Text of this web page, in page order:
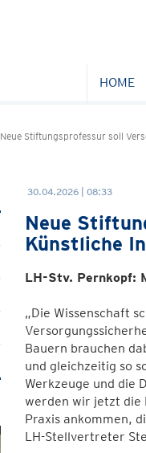
HOME
Neue Stiftungsprofessur soll
30.04.2026 | 08:33
Neue
Künstliche
LH-Stv. Pernkopf:
„Die Wissenschaft
Bauern brauchen
und gleichzeitig so
Werkzeuge und die
werden wir jetzt die
Praxis ankommen,
LH-Stellvertreter